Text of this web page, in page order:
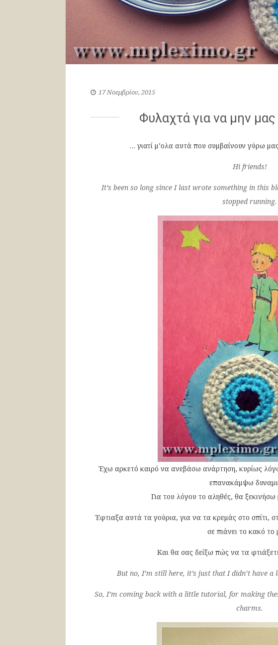
17 Νοεμβρίου, 2015
Φυλαχτά για να μην μας
… γιατί μ’ολα αυτά που συμβαίνουν γύρω
Hi friends!
It’s been so long since I last wrote something in this
stopped running.
Έχω αρκετό καιρό να ανεβάσω ανάρτηση, κυρίως
επανακάμψω
Για του λόγου το αληθές, θα
Έφτιαξα αυτά τα γούρια, για να τα κρεμάς στο σπίτι,
σε πιάνει το κακό το
Και θα σας δείξω πώς να τα
But no, I’m still here, it’s just that I didn’t have
So, I’m coming back with a little tutorial, for making
charms.